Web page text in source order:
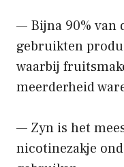
— Bijna 90% van
gebruikten
waarbij
meerderheid
— Zyn is het
nicotinezakje